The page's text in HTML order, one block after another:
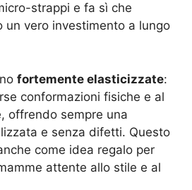
strappi e fa sì che
un vero investimento a lungo
fortemente elasticizzate:
conformazioni fisiche e al
offrendo sempre una
e senza difetti. Questo
come idea regalo per
attente allo stile e al